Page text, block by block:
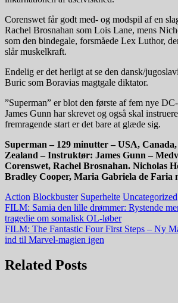
Corenswet får godt med- og modspil af en
Rachel Brosnahan som Lois Lane, mens
som den bindegale, forsmåede Lex Luthor,
slår muskelkraft.
Endelig er det herligt at se den dansk/
Buric som Boravias magtgale diktator.
”Superman” er blot den første af fem nye
James Gunn har skrevet og også skal
fremragende start er det bare at glæde sig.
Superman – 129 minutter – USA,
Zealand – Instruktør: James Gunn –
Corenswet, Rachel Brosnahan. Nicholas
Bradley Cooper, Maria Gabriela de Faria
Action Blockbuster Superhelte Uncategorized
Indlægsnavigation
FILM: Samia den lille drømmer: Rystende
tragedie om somalisk OL-løber
FILM: The Fantastic Four First Steps – Ny
ind til Marvel-magien igen
Related Posts